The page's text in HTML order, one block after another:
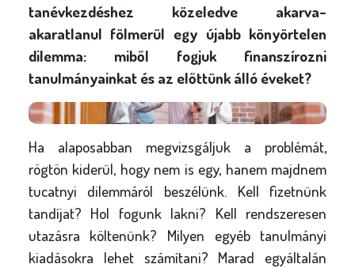
tanévkezdéshez közeledve akarva-
akaratlanul fölmerül egy újabb könyörtelen
dilemma: miből fogjuk finanszírozni
tanulmányainkat és az előttünk álló éveket?
Ha alaposabban megvizsgáljuk a problémát,
rögtön kiderül, hogy nem is egy, hanem majdnem
tucatnyi dilemmáról beszélünk. Kell fizetnünk
tandíjat? Hol fogunk lakni? Kell rendszeresen
utazásra költenünk? Milyen egyéb tanulmányi
kiadásokra lehet számítani? Marad egyáltalán